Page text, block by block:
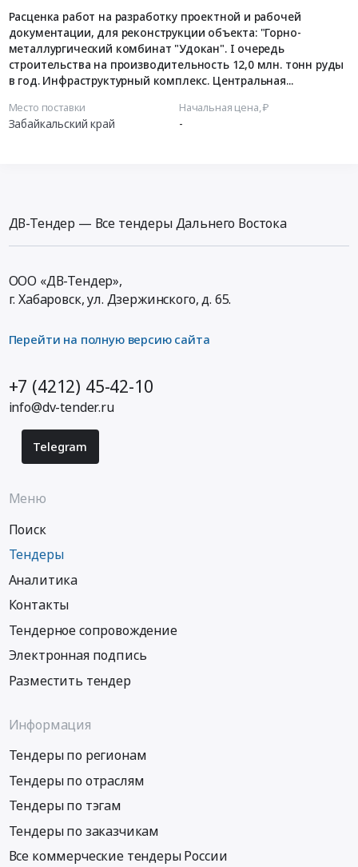
Расценка работ на разработку проектной и рабочей
документации, для реконструкции объекта: "Горно-
металлургический комбинат "Удокан". I очередь
строительства на производительность 12,0 млн. тонн руды
в год. Инфраструктурный комплекс. Центральная...
Место поставки
Забайкальский край
Начальная цена, ₽
-
ДВ-Тендер — Все тендеры Дальнего Востока
ООО «ДВ-Тендер»,
г. Хабаровск,ул. Дзержинского, д. 65.
Перейти на полную версию сайта
+7 (4212) 45-42-10
info@dv-tender.ru
Telegram
Меню
Поиск
Тендеры
Аналитика
Контакты
Тендерное сопровождение
Электронная подпись
Разместить тендер
Информация
Тендеры по регионам
Тендеры по отраслям
Тендеры по тэгам
Тендеры по заказчикам
Все коммерческие тендеры России